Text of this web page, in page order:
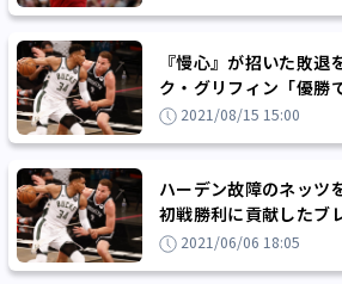
『慢心』が招いた敗
ク・グリフィン「優勝
えていた自分がいた」
2021/08/15 15:00
ハーデン故障のネッツ
初戦勝利に貢献したブ
つために必要なことをや
2021/06/06 18:05